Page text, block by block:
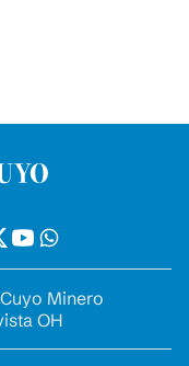
Cuyo Minero
OH